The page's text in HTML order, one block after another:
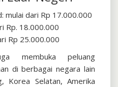
mulai dari Rp 17.000.000
Rp. 18.000.000
Rp 25.000.000
membuka peluang
di berbagai negara lain
Korea Selatan, Amerika